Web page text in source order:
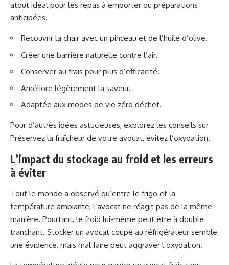
atout idéal pour les repas à emporter ou préparations
anticipées.
Recouvrir la chair avec un pinceau et de l’huile d’olive.
Créer une barrière naturelle contre l’air.
Conserver au frais pour plus d’efficacité.
Améliore légèrement la saveur.
Adaptée aux modes de vie zéro déchet.
Pour d’autres idées astucieuses, explorez les conseils sur
Préservez la fraîcheur de votre avocat, évitez l’oxydation.
L’impact du stockage au froid et les erreurs
à éviter
Tout le monde a observé qu’entre le frigo et la
température ambiante, l’avocat ne réagit pas de la même
manière. Pourtant, le froid lui-même peut être à double
tranchant. Stocker un avocat coupé au réfrigérateur semble
une évidence, mais mal faire peut aggraver l’oxydation.